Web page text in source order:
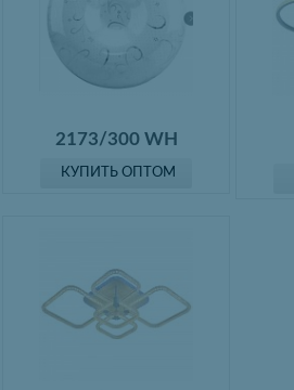
2173/300 WH
КУПИТЬ ОПТОМ